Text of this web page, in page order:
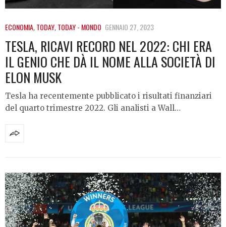
ECONOMIA,TODAY,TODAY - MONDO GENNAIO 27, 2023
TESLA, RICAVI RECORD NEL 2022: CHI ERA
IL GENIO CHE DÀ IL NOME ALLA SOCIETÀ DI
ELON MUSK
Tesla ha recentemente pubblicato i risultati finanziari
del quarto trimestre 2022. Gli analisti a Wall…